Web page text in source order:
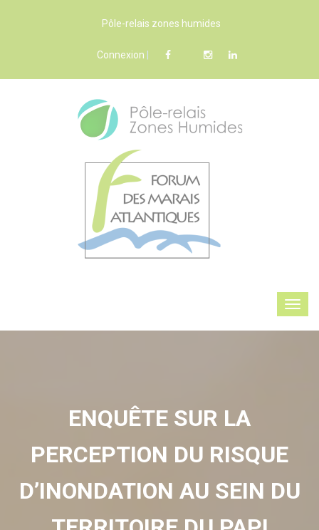
Pôle-relais zones humides
Connexion
ENQUÊTE SUR LA
PERCEPTION DU RISQUE
D’INONDATION AU SEIN DU